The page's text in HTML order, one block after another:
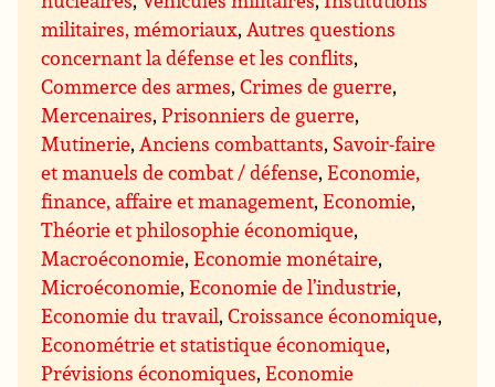
militaires, mémoriaux,Autres questions
concernant la défense et les conflits,
Commerce des armes,Crimes de guerre,
Mercenaires,Prisonniers de guerre,
Mutinerie,Anciens combattants, Savoir-faire
et manuels de combat / défense,Economie,
finance, affaire et management,Economie,
Théorie et philosophie économique,
Macroéconomie,Economie monétaire,
Microéconomie,Economie de l’industrie,
Economie du travail,Croissance économique,
Econométrie et statistique économique,
Prévisions économiques,Economie